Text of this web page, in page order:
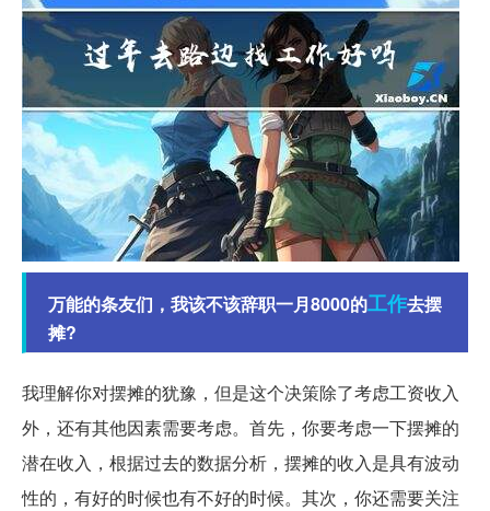
万能的条友们，我该不该辞职一月8000的工作去摆
摊?
我理解你对摆摊的犹豫，但是这个决策除了考虑工资收入
外，还有其他因素需要考虑。首先，你要考虑一下摆摊的
潜在收入，根据过去的数据分析，摆摊的收入是具有波动
性的，有好的时候也有不好的时候。其次，你还需要关注